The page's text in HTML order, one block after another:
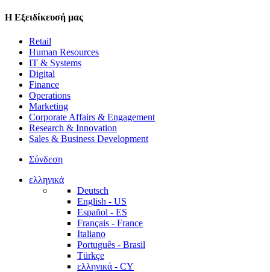
Η Εξειδίκευσή μας
Retail
Human Resources
IT & Systems
Digital
Finance
Operations
Marketing
Corporate Affairs & Engagement
Research & Innovation
Sales & Business Development
Σύνδεση
ελληνικά
Deutsch
English - US
Español - ES
Français - France
Italiano
Português - Brasil
Türkçe
ελληνικά - CY